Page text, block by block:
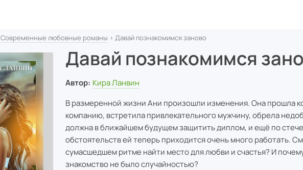
Современные любовные романы › Давай познакомимся заново
Давай познакомимся
Автор: Кира Ланвин
В размеренной жизни Ани произошли изменения. Она прошла
компанию, встретила привлекательного мужчину, обрела
должна в ближайшем будущем защитить диплом, и ещё по
обстоятельств ей теперь приходится очень много работать.
сумасшедшем ритме найти место для любви и счастья? И
знакомство не было случайностью?